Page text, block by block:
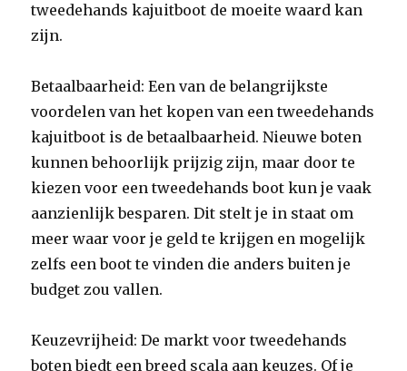
tweedehands kajuitboot de moeite waard kan
zijn.
Betaalbaarheid: Een van de belangrijkste
voordelen van het kopen van een tweedehands
kajuitboot is de betaalbaarheid. Nieuwe boten
kunnen behoorlijk prijzig zijn, maar door te
kiezen voor een tweedehands boot kun je vaak
aanzienlijk besparen. Dit stelt je in staat om
meer waar voor je geld te krijgen en mogelijk
zelfs een boot te vinden die anders buiten je
budget zou vallen.
Keuzevrijheid: De markt voor tweedehands
boten biedt een breed scala aan keuzes. Of je